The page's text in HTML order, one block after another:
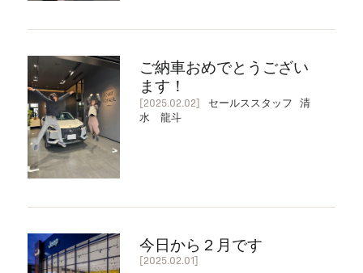
ご納車おめでとうござい
ます！
[2025.02.02]
セールススタッフ 清
水 龍斗
今日から２月です
[2025.02.01]